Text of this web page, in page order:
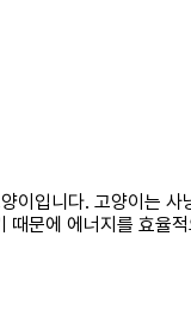
입니다. 고양이는
문에 에너지를 효율